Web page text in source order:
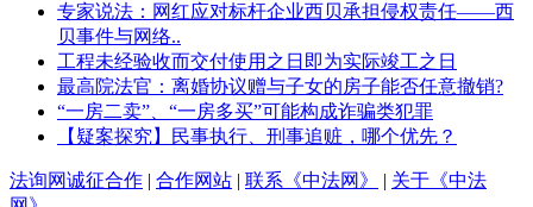
专家说法：网红应对标杆企业西贝承担侵权责任——西
贝事件与网络..
工程未经验收而交付使用之日即为实际竣工之日
最高院法官：离婚协议赠与子女的房子能否任意撤销?
“一房二卖”、“一房多买”可能构成诈骗类犯罪
【疑案探究】民事执行、刑事追赃，哪个优先？
法询网诚征合作 | 合作网站 | 联系《中法网》 | 关于《中法